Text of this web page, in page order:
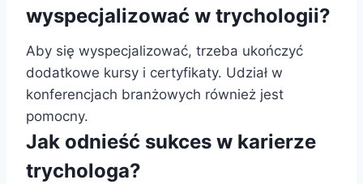
wyspecjalizować w trychologii?
Aby się wyspecjalizować, trzeba ukończyć
dodatkowe kursy i certyfikaty. Udział w
konferencjach branżowych również jest
pomocny.
Jak odnieść sukces w karierze
trychologa?